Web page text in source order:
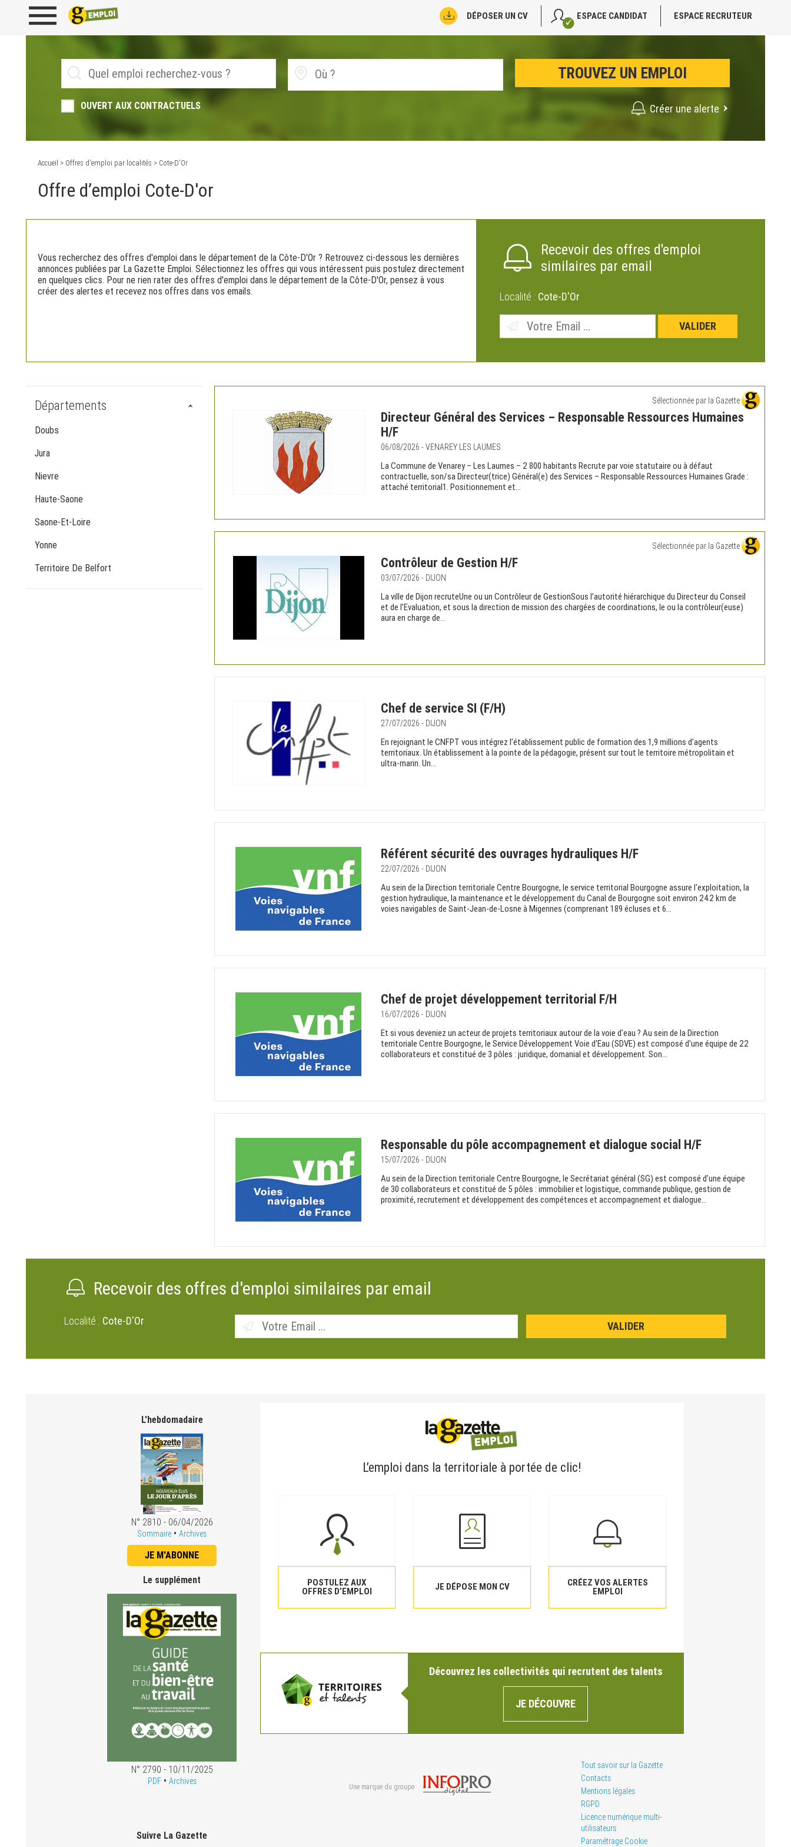
DÉPOSER UN CV ESPACE CANDIDAT ESPACE RECRUTEUR
OUVERT AUX CONTRACTUELS Créer une alerte
Accueil > Offres d'emploi par localités > Cote-D'Or
Offre d’emploi Cote-D'or
Vous recherchez des offres d'emploi dans le département de la Côte-D'Or ? Retrouvez ci-dessous les dernières
annonces publiées par La Gazette Emploi. Sélectionnez les offres qui vous intéressent puis postulez directement
en quelques clics. Pour ne rien rater des offres d'emploi dans le département de la Côte-D'Or, pensez à vous
créer des alertes et recevez nos offres dans vos emails.
Recevoir des offres d'emploi
similaires par email
Localité : Cote-D'Or
Départements
Doubs
Jura
Nievre
Haute-Saone
Saone-Et-Loire
Yonne
Territoire De Belfort
Sélectionnée par la Gazette
Directeur Général des Services – Responsable Ressources Humaines
H/F
06/08/2026 - VENAREY LES LAUMES
La Commune de Venarey – Les Laumes – 2 800 habitants Recrute par voie statutaire ou à défaut
contractuelle, son/sa Directeur(trice) Général(e) des Services – Responsable Ressources Humaines Grade :
attaché territorial1. Positionnement et...
Sélectionnée par la Gazette
Contrôleur de Gestion H/F
03/07/2026 - DIJON
La ville de Dijon recruteUne ou un Contrôleur de GestionSous l’autorité hiérarchique du Directeur du Conseil
et de l’Evaluation, et sous la direction de mission des chargées de coordinations, le ou la contrôleur(euse)
aura en charge de...
Chef de service SI (F/H)
27/07/2026 - DIJON
En rejoignant le CNFPT vous intégrez l’établissement public de formation des 1,9 millions d’agents
territoriaux. Un établissement à la pointe de la pédagogie, présent sur tout le territoire métropolitain et
ultra-marin. Un...
Référent sécurité des ouvrages hydrauliques H/F
22/07/2026 - DIJON
Au sein de la Direction territoriale Centre Bourgogne, le service territorial Bourgogne assure l'exploitation, la
gestion hydraulique, la maintenance et le développement du Canal de Bourgogne soit environ 242 km de
voies navigables de Saint-Jean-de-Losne à Migennes (comprenant 189 écluses et 6...
Chef de projet développement territorial F/H
16/07/2026 - DIJON
Et si vous deveniez un acteur de projets territoriaux autour de la voie d'eau ? Au sein de la Direction
territoriale Centre Bourgogne, le Service Développement Voie d'Eau (SDVE) est composé d'une équipe de 22
collaborateurs et constitué de 3 pôles : juridique, domanial et développement. Son...
Responsable du pôle accompagnement et dialogue social H/F
15/07/2026 - DIJON
Au sein de la Direction territoriale Centre Bourgogne, le Secrétariat général (SG) est composé d'une équipe
de 30 collaborateurs et constitué de 5 pôles : immobilier et logistique, commande publique, gestion de
proximité, recrutement et développement des compétences et accompagnement et dialogue...
Recevoir des offres d'emploi similaires par email
Localité : Cote-D'Or
L'hebdomadaire
N° 2810 - 06/04/2026
Sommaire • Archives
JE M'ABONNE
Le supplément
N° 2790 - 10/11/2025
PDF• Archives
Suivre La Gazette
L’emploi dans la territoriale à portée de clic!
POSTULEZ AUX
OFFRES D’EMPLOI
JE DÉPOSE MON CV
CRÉEZ VOS ALERTES
EMPLOI
Découvrez les collectivités qui recrutent des talents
JE DÉCOUVRE
Une marque du groupe
Tout savoir sur la Gazette
Contacts
Mentions légales
RGPD
Licence numérique multi-
utilisateurs
Paramétrage Cookie